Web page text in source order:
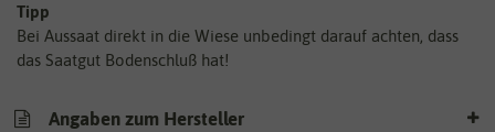
Tipp
Bei Aussaat direkt in die Wiese unbedingt darauf achten, dass
das Saatgut Bodenschluß hat!
Angaben zum Hersteller